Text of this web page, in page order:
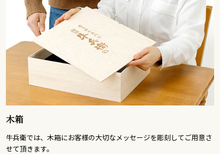
木箱
牛兵衛では、木箱にお客様の大切なメッセージを彫刻してご用意さ
せて頂きます。